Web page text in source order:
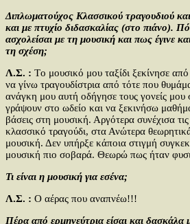
Διπλωματούχος Κλασσικού τραγουδιού
και με πτυχίο διδασκαλίας (στο πιάνο).
ασχολείσαι με τη μουσική και πως έγινε
τη σχέση;
Λ.Σ. : Tο μουσικό μου ταξίδι ξεκίνησε
να γίνω τραγουδίστρια από τότε που
ανάγκη μου αυτή οδήγησε τους γονείς
γράψουν στο ωδείο και να ξεκινήσω
βάσεις στη μουσική. Αργότερα συνέχισα
κλασσικό τραγούδι, στα Ανώτερα
μουσική. Δεν υπήρξε κάποια στιγμή
μουσική πιο σοβαρά. Θεωρώ πως ήταν
Τι είναι η μουσική για εσένα;
Λ.Σ. : Ο αέρας που αναπνέω!!!
Πέρα από ερμηνεύτρια είσαι και δασκάλα